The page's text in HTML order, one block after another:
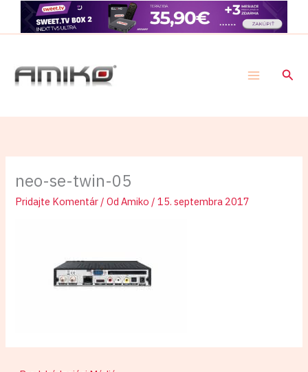
Preskočiť
neo-se-twin-05
Pridajte Komentár / Od Amiko /15. septembra 2017